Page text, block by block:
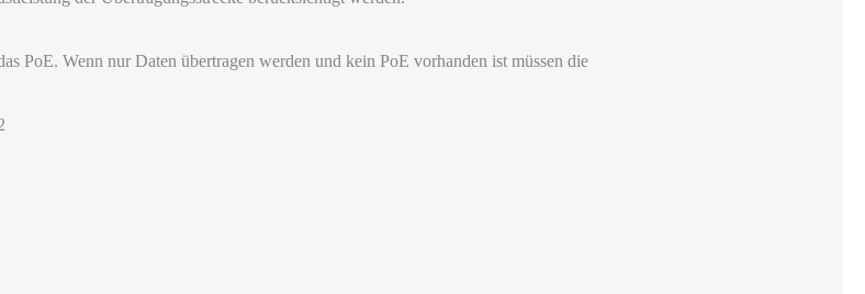
PoE. Wenn nur Daten übertragen werden und kein PoE vorhanden ist müssen die